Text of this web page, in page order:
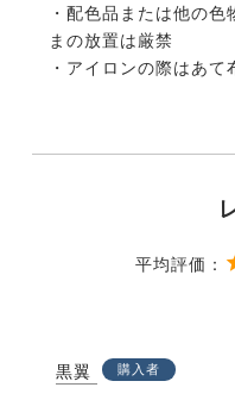
・配色品または他の
まの放置は厳禁
・アイロンの際はあて
黒翼 購入者